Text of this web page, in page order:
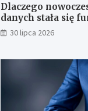
Dlaczego
danych stała się
analityki i
30 lipca 2026